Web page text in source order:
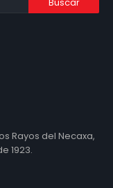
Rayos del Necaxa,
1923.